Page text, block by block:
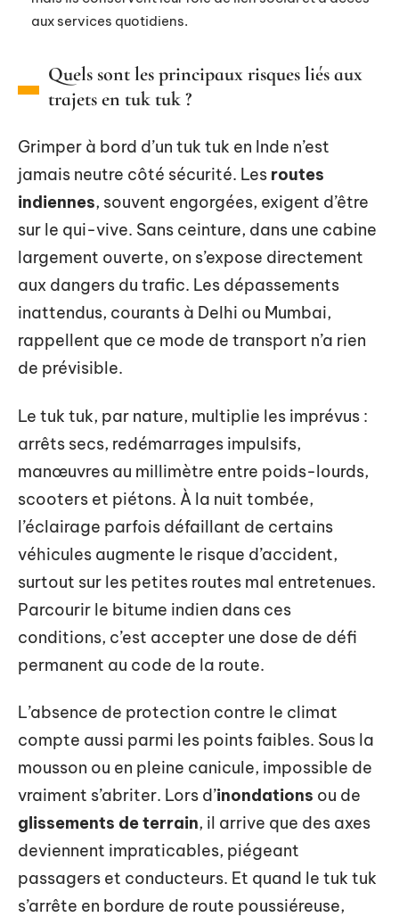
aux services quotidiens.
Quels sont les principaux risques liés aux
trajets en tuk tuk ?
Grimper à bord d’un tuk tuk en Inde n’est
jamais neutre côté sécurité. Les routes
indiennes, souvent engorgées, exigent d’être
sur le qui-vive. Sans ceinture, dans une cabine
largement ouverte, on s’expose directement
aux dangers du trafic. Les dépassements
inattendus, courants à Delhi ou Mumbai,
rappellent que ce mode de transport n’a rien
de prévisible.
Le tuk tuk, par nature, multiplie les imprévus :
arrêts secs, redémarrages impulsifs,
manœuvres au millimètre entre poids-lourds,
scooters et piétons. À la nuit tombée,
l’éclairage parfois défaillant de certains
véhicules augmente le risque d’accident,
surtout sur les petites routes mal entretenues.
Parcourir le bitume indien dans ces
conditions, c’est accepter une dose de défi
permanent au code de la route.
L’absence de protection contre le climat
compte aussi parmi les points faibles. Sous la
mousson ou en pleine canicule, impossible de
vraiment s’abriter. Lors d’inondations ou de
glissements de terrain, il arrive que des axes
deviennent impraticables, piégeant
passagers et conducteurs. Et quand le tuk tuk
s’arrête en bordure de route poussiéreuse,